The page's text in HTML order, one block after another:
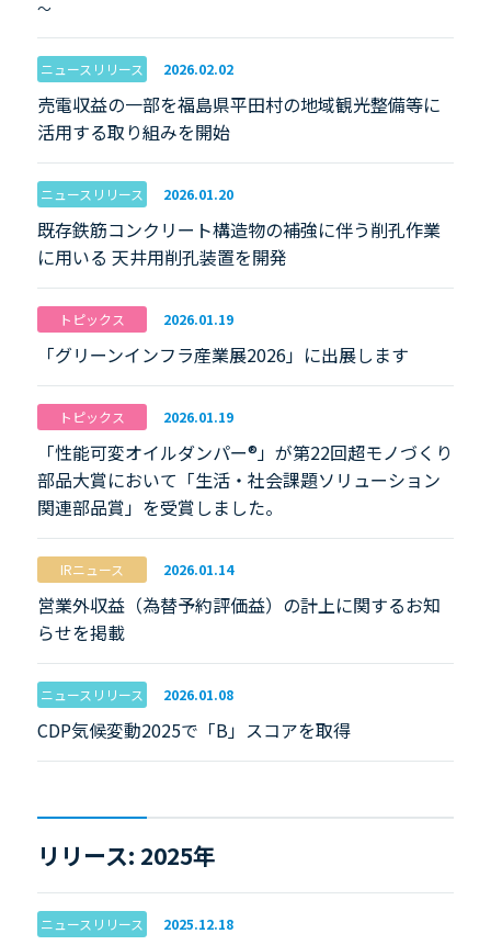
～
ニュースリリース 2026.02.02
売電収益の一部を福島県平田村の地域観光整備等に
活用する取り組みを開始
ニュースリリース 2026.01.20
既存鉄筋コンクリート構造物の補強に伴う削孔作業
に用いる 天井用削孔装置を開発
トピックス 2026.01.19
「グリーンインフラ産業展2026」に出展します
トピックス 2026.01.19
「性能可変オイルダンパー®」が第22回超モノづくり
部品大賞において「生活・社会課題ソリューション
関連部品賞」を受賞しました。
IRニュース 2026.01.14
営業外収益（為替予約評価益）の計上に関するお知
らせを掲載
ニュースリリース 2026.01.08
CDP気候変動2025で「B」スコアを取得
リリース: 2025年
ニュースリリース 2025.12.18